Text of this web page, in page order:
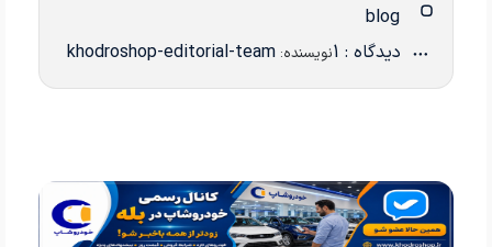
دیدگاه : 1 نویسنده: khodroshop-editorial-team